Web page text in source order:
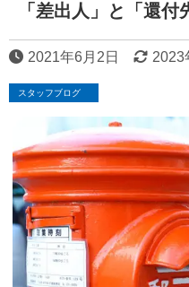
「差出人」と「還付
2021年6月2日 2023
スタッフブログ